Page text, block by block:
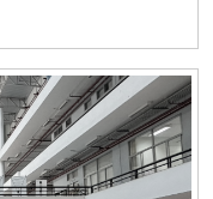
ช สาริณีสิริพัชร มหา
วลา 09.00 – 14.00
ยศสุขนักศึกษาที่เข้า
สา ครั้งละ 8 ชั่วโมง-
โลหิต จำนวน 95 คน
คน ( 28,350 CC.)